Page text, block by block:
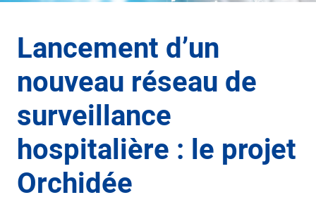
Lancement d’un
nouveau réseau de
surveillance
hospitalière : le projet
Orchidée